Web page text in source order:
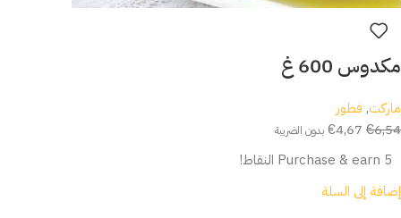
مكدوس 600 غ
ماركت, فطور
€6,54
€4,67 بدون الضريبة
Purchase & earn 5 النقاط!
إضافة إلى السلة